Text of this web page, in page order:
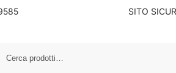
SITO